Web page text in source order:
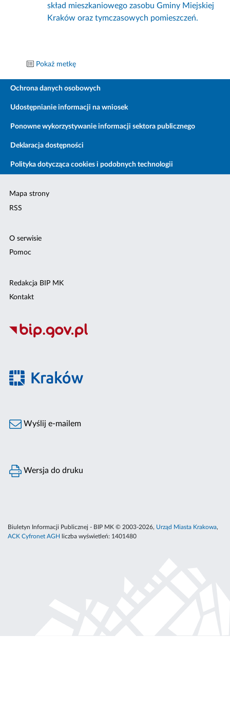
skład mieszkaniowego zasobu Gminy Miejskiej
Kraków oraz tymczasowych pomieszczeń.
Pokaż metkę
Ochrona danych osobowych
Udostępnianie informacji na wniosek
Ponowne wykorzystywanie informacji sektora publicznego
Deklaracja dostępności
Polityka dotycząca cookies i podobnych technologii
Mapa strony
RSS
O serwisie
Pomoc
Redakcja BIP MK
Kontakt
Wyślij e-mailem
Wersja do druku
Biuletyn Informacji Publicznej - BIP MK © 2003-2026, Urząd Miasta Krakowa,
ACK Cyfronet AGH
liczba wyświetleń: 1401480